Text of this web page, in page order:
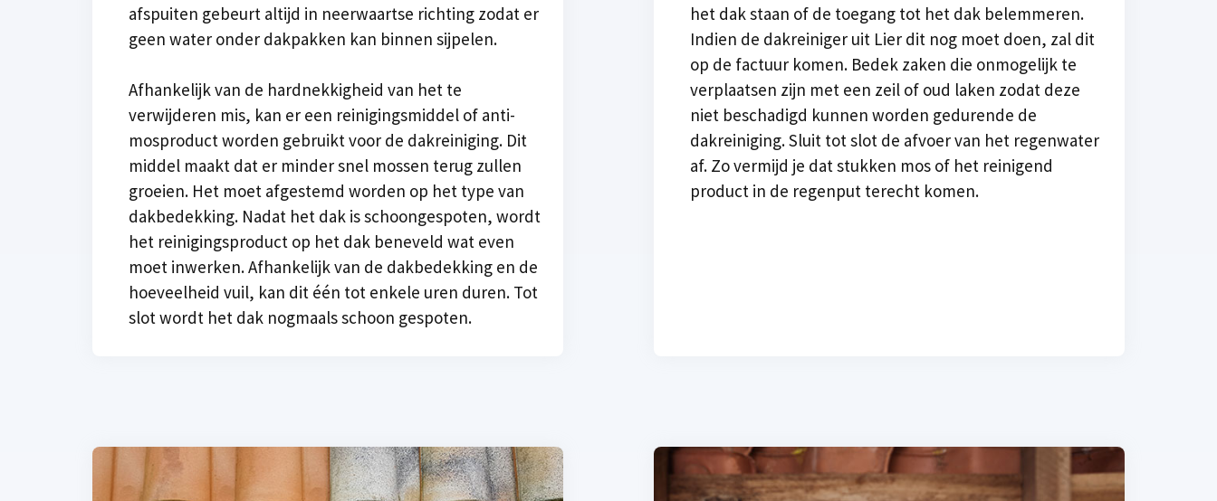
afspuiten gebeurt altijd in neerwaartse richting zodat er
geen water onder dakpakken kan binnen sijpelen.
Afhankelijk van de hardnekkigheid van het te
verwijderen mis, kan er een reinigingsmiddel of anti-
mosproduct worden gebruikt voor de dakreiniging. Dit
middel maakt dat er minder snel mossen terug zullen
groeien. Het moet afgestemd worden op het type van
dakbedekking. Nadat het dak is schoongespoten, wordt
het reinigingsproduct op het dak beneveld wat even
moet inwerken. Afhankelijk van de dakbedekking en de
hoeveelheid vuil, kan dit één tot enkele uren duren. Tot
slot wordt het dak nogmaals schoon gespoten.
het dak staan of de toegang tot het dak belemmeren.
Indien de dakreiniger uit Lier dit nog moet doen, zal dit
op de factuur komen. Bedek zaken die onmogelijk te
verplaatsen zijn met een zeil of oud laken zodat deze
niet beschadigd kunnen worden gedurende de
dakreiniging. Sluit tot slot de afvoer van het regenwater
af. Zo vermijd je dat stukken mos of het reinigend
product in de regenput terecht komen.